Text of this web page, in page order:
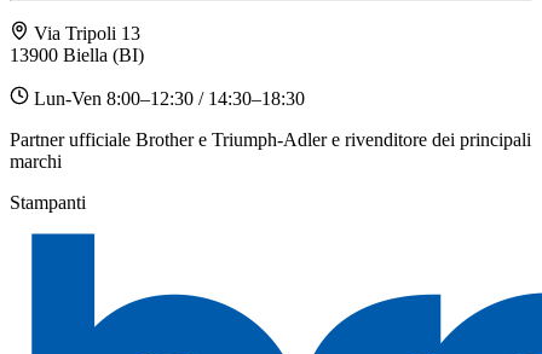
Via Tripoli 13
13900 Biella (BI)
Lun-Ven 8:00–12:30 / 14:30–18:30
Partner ufficiale Brother e Triumph-Adler e rivenditore dei principali
marchi
Stampanti